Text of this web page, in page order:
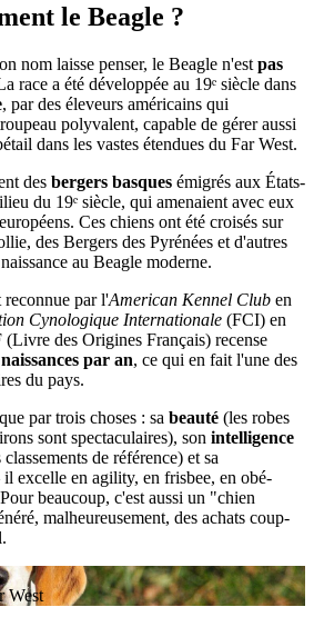
le Beagle ?
nom laisse penser, le Beagle n'est pas
race a été développée au 19ᵉ siècle dans
, par des éleveurs américains qui
polyvalent, capable de gérer aussi
dans les vastes étendues du Far West.
des bergers basques émigrés aux États-
du 19ᵉ siècle, qui amenaient avec eux
Ces chiens ont été croisés sur
des Bergers des Pyrénées et d'autres
au Beagle moderne.
par l'American Kennel Club en
Cynologique Internationale (FCI) en
des Origines Français) recense
par an, ce qui en fait l'une des
du pays.
par trois choses : sa beauté (les robes
sont spectaculaires), son intelligence
de référence) et sa
excelle en agility, en frisbee, en obé-
beaucoup, c'est aussi un "chien
malheureusement, des achats coup-
West